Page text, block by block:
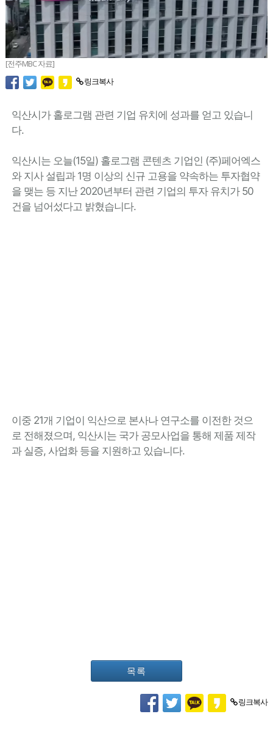
[전주MBC 자료]
링크복사
익산시가 홀로그램 관련 기업 유치에 성과를 얻고 있습니
다.
익산시는 오늘(15일) 홀로그램 콘텐츠 기업인 (주)페어엑스
와 지사 설립과 1명 이상의 신규 고용을 약속하는 투자협약
을 맺는 등 지난 2020년부터 관련 기업의 투자 유치가 50
건을 넘어섰다고 밝혔습니다.
이중 21개 기업이 익산으로 본사나 연구소를 이전한 것으
로 전해졌으며, 익산시는 국가 공모사업을 통해 제품 제작
과 실증, 사업화 등을 지원하고 있습니다.
목록
링크복사